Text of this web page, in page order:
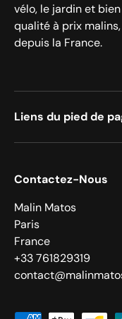
vélo, le jardin et
qualité à prix
depuis la France.
Liens du pied de
Contactez-Nous
Malin Matos
Paris
France
+33 761829319